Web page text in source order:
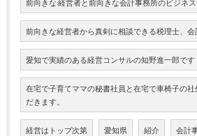
前向きな経営者から真剣に相談できる税理士、
愛知で実績のある経営コンサルの知野進一郎です
在宅で子育てママの秘書社員と在宅で車椅子の
だきます。
経営はトップ次第 愛知県 紹介 会計